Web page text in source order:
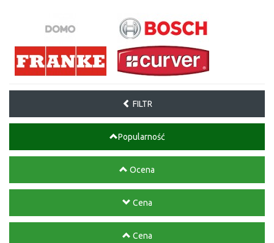
FILTR
Popularność
Ocena
Cena
Cena